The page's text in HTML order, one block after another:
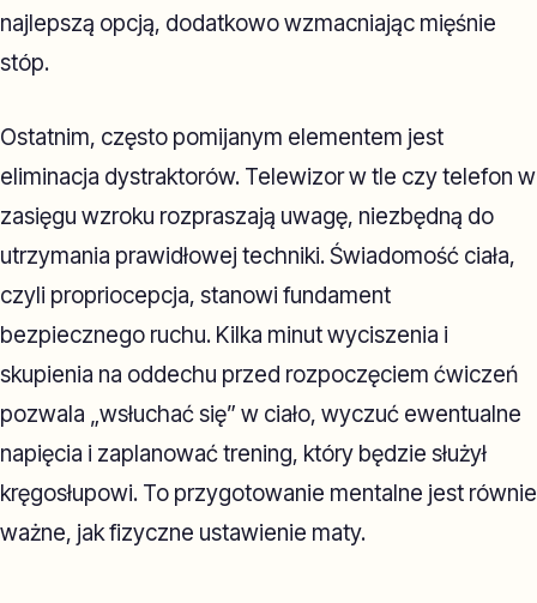
najlepszą opcją, dodatkowo wzmacniając mięśnie
stóp.
Ostatnim, często pomijanym elementem jest
eliminacja dystraktorów. Telewizor w tle czy telefon w
zasięgu wzroku rozpraszają uwagę, niezbędną do
utrzymania prawidłowej techniki. Świadomość ciała,
czyli propriocepcja, stanowi fundament
bezpiecznego ruchu. Kilka minut wyciszenia i
skupienia na oddechu przed rozpoczęciem ćwiczeń
pozwala „wsłuchać się” w ciało, wyczuć ewentualne
napięcia i zaplanować trening, który będzie służył
kręgosłupowi. To przygotowanie mentalne jest równie
ważne, jak fizyczne ustawienie maty.